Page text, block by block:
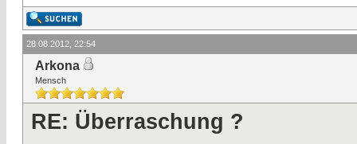
28.08.2012, 22:54
Arkona
Mensch
RE: Überraschung ?